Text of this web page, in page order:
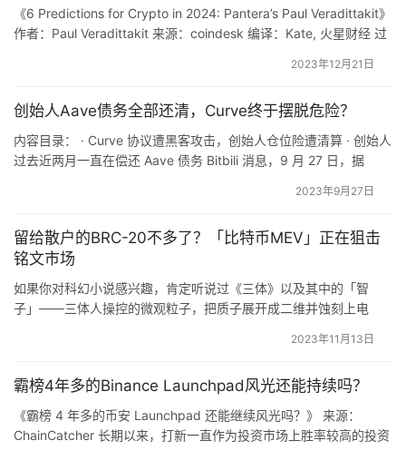
短线上资金费率收取后波动较大，最低点不一定发生在收取
后的 1 分钟之内，故选取了 1 分钟、 3 分钟、 5 分钟进行
另一方面有时候爆空行情将会持续一大段时间，部分多单用
户选择长时间持有，故选取 4 小时、 8 小时、 24 小时，
观察长时间行情延续使多单获利的概率。
短线上选取了最低价和收盘价，因手动操作的用户难以平仓
在最低点。
长线上选取了最高价和收盘价，同样观察长时间行情延续使
收盘价旨在消除瞬间极端波动影响，用于和最低价/最高价
对比。
《6 Predictions for Crypto in 2024: Pantera’s Paul Veradittakit》
作者：Paul Veradittakit 来源：coindesk 编译：Kate, 火星财经 过
来。从今年年初的「加密寒冬」开始，加密空间的整体市值增长了
2023年12月21日
创始人Aave债务全部还清，Curve终于摆脱危险？
内容目录： · Curve 协议遭黑客攻击，创始人仓位险遭清算 · 创始人
过去近两月一直在偿还 Aave 债务 Bitbili 消息，9 月 27 日，据
偿还 Aave V2 上 35.6 万枚 USDT 债务，其已清偿 Aave 上全部债
2023年9月27日
留给散户的BRC-20不多了？「比特币MEV」正在狙击
铭文市场
如果你对科幻小说感兴趣，肯定听说过《三体》以及其中的「智
子」——三体人操控的微观粒子，把质子展开成二维并蚀刻上电
死地球的基础科学。 如今，「智子机器人」降临在了 BRC-20 生
（supply）为 1 或个位数的铭文，原因是有人部署…
2023年11月13日
霸榜4年多的Binance Launchpad风光还能持续吗？
《霸榜 4 年多的币安 Launchpad 还能继续风光吗？》 来源：
ChainCatcher 长期以来，打新一直作为投资市场上胜率较高的投资